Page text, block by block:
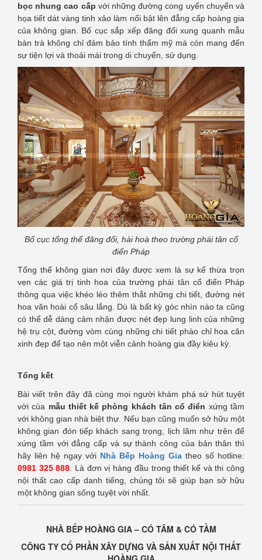
bọc nhung cao cấp với những đường cong uyển chuyển và
họa tiết dát vàng tinh xảo làm nổi bật lên đẳng cấp hoàng gia
của không gian. Bố cục sắp xếp đăng đối xung quanh mẫu
bàn trà không chỉ đảm bảo tính thẩm mỹ mà còn mang đến
sự tiện lợi và thoải mái trong di chuyển, sử dụng.
Bố cục tổng thể đăng đối, hài hoà theo trường phái tân cổ
điển Pháp
Tổng thể không gian nơi đây được xem là sự kế thừa trọn
vẹn các giá trị tinh hoa của trường phái tân cổ điển Pháp
thông qua việc khéo léo thêm thắt những chi tiết, đường nét
hoa văn hoài cổ sâu lắng. Dù là bất kỳ góc nhìn nào ta cũng
có thể dễ dàng cảm nhận được nét đẹp lung linh của những
hệ trụ cột, đường vòm cùng những chi tiết phào chỉ hoa căn
xinh đẹp để tạo nên một viễn cảnh hoàng gia đầy kiêu kỳ.
Tổng kết
Bài viết trên đây đã cùng mọi người khám phá sứ hút tuyệt
vời của mẫu thiết kế phòng khách tân cổ điển xứng tầm
với không gian nhà biệt thự. Nếu bạn cũng muốn sở hữu một
không gian đón tiếp khách sang trọng, lịch lãm như trên để
xứng tầm với đẳng cấp và sự thành công của bản thân thì
hãy liên hệ ngay với Nhà Bếp Hoàng Gia theo số hotline:
0981 325 888 . Là đơn vị hàng đầu trong thiết kế và thi công
nội thất cao cấp danh tiếng, chúng tôi sẽ giúp bạn sở hữu
một không gian sống tuyệt vời nhất.
NHÀ BẾP HOÀNG GIA – CÓ TÂM & CÓ TẦM
CÔNG TY CỔ PHẦN XÂY DỰNG VÀ SẢN XUẤT NỘI THẤT